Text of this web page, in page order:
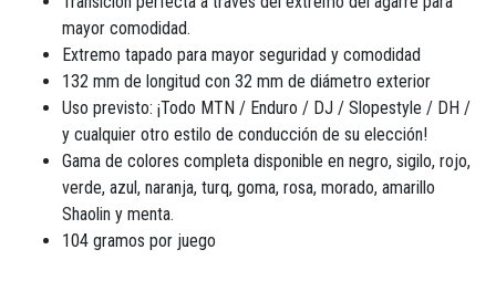
mayor comodidad.
Extremo tapado para mayor seguridad y comodidad
132 mm de longitud con 32 mm de diámetro exterior
Uso previsto: ¡Todo MTN / Enduro / DJ / Slopestyle / DH /
y cualquier otro estilo de conducción de su elección!
Gama de colores completa disponible en negro, sigilo, rojo,
verde, azul, naranja, turq, goma, rosa, morado, amarillo
Shaolin y menta.
104 gramos por juego